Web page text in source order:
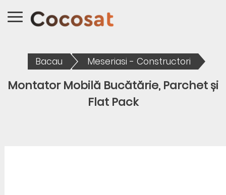
Bacau Meseriasi - Constructori
Montator Mobilă Bucătărie, Parchet și
Flat Pack